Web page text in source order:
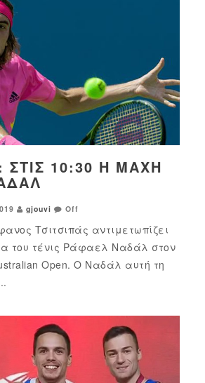
ΣΤΙΣ 10:30 Η ΜΆΧΗ
gjouvi Off
Τσιτσιπάς αντιμετωπίζει
του τένις Ράφαελ Ναδάλ στον
Open. Ο Ναδάλ αυτή τη